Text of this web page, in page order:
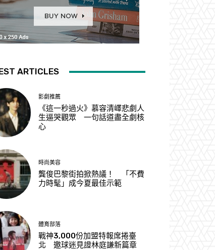
ARTICLES
影劇推薦
《這一秒過火》慕容清嶧悲劇人
生逼哭觀眾 一句話道盡全劇核
心
時尚美容
龔俊巴黎街拍掀熱議！ 「不費
力時髦」成今夏最佳示範
體育部落
戰神3,000份加盟特報席捲臺
北 邀球迷見證林庭謙新篇章